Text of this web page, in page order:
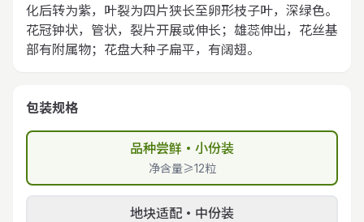
化后转为紫，叶裂为四片狭长至卵形枝子叶，深绿色。
花冠钟状，管状，裂片开展或伸长；雄蕊伸出，花丝基
部有附属物；花盘大种子扁平，有阔翅。
包装规格
品种尝鲜・小份装
净含量≥12粒
地块适配・中份装